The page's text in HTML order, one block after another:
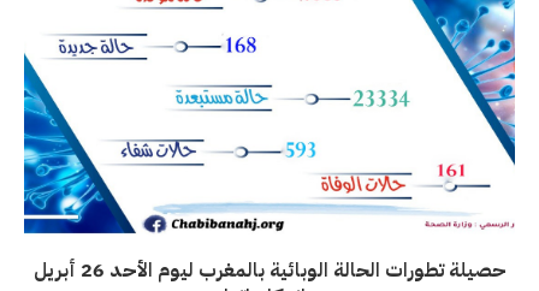
حصيلة تطورات الحالة الوبائية بالمغرب ليوم الأحد 26 أبريل